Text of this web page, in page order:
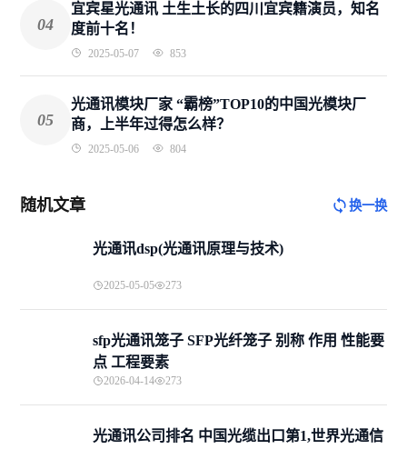
04
宜宾星光通讯 土生土长的四川宜宾籍演员，知名
度前十名！
2025-05-07 853
05
光通讯模块厂家 “霸榜”TOP10的中国光模块厂
商，上半年过得怎么样？
2025-05-06 804
随机文章 换一换
光通讯dsp(光通讯原理与技术)
2025-05-05 273
sfp光通讯笼子 SFP光纤笼子 别称 作用 性能要
点 工程要素
2026-04-14 273
光通讯公司排名 中国光缆出口第1,世界光通信